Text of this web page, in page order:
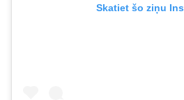
Skatiet šo ziņu